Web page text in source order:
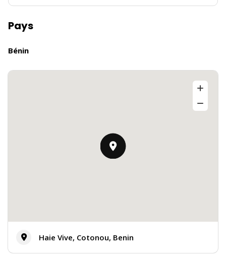
Pays
Bénin
Haie Vive, Cotonou, Benin